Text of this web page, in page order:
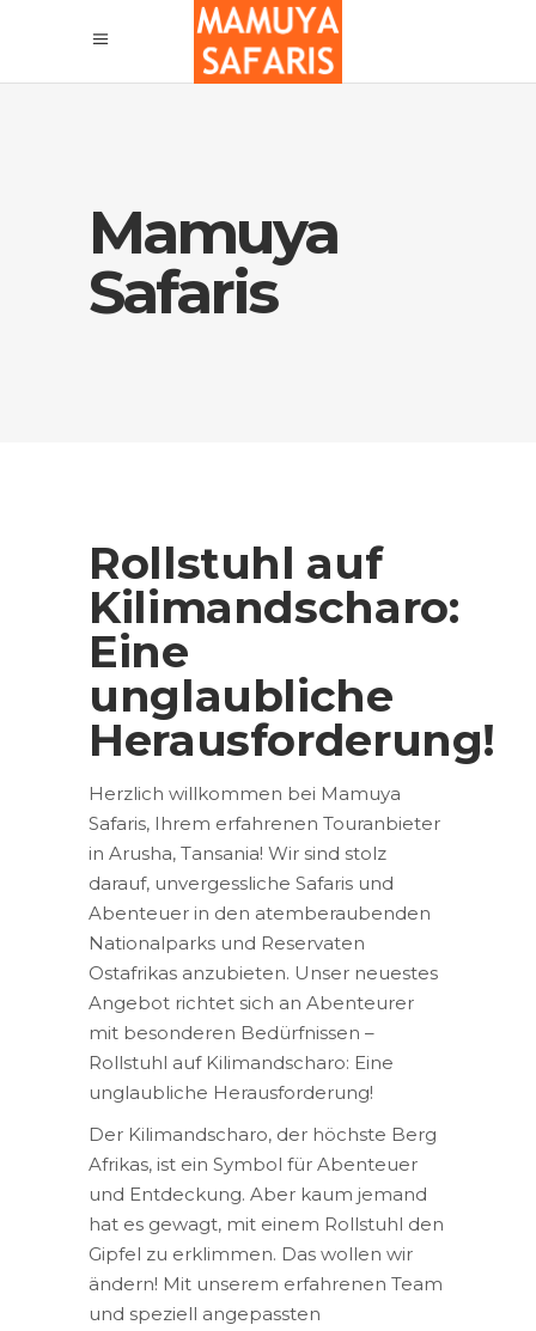
Mamuya
Safaris
Rollstuhl auf
Kilimandscharo:
Eine
unglaubliche
Herausforderung!
Herzlich willkommen bei Mamuya
Safaris, Ihrem erfahrenen Touranbieter
in Arusha, Tansania! Wir sind stolz
darauf, unvergessliche Safaris und
Abenteuer in den atemberaubenden
Nationalparks und Reservaten
Ostafrikas anzubieten. Unser neuestes
Angebot richtet sich an Abenteurer
mit besonderen Bedürfnissen –
Rollstuhl auf Kilimandscharo: Eine
unglaubliche Herausforderung!
Der Kilimandscharo, der höchste Berg
Afrikas, ist ein Symbol für Abenteuer
und Entdeckung. Aber kaum jemand
hat es gewagt, mit einem Rollstuhl den
Gipfel zu erklimmen. Das wollen wir
ändern! Mit unserem erfahrenen Team
und speziell angepassten